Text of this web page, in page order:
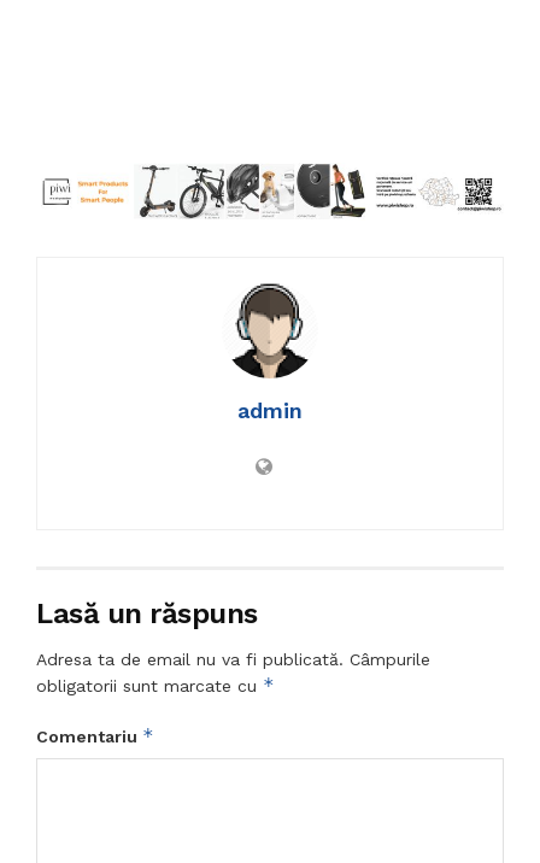
admin
Lasă un răspuns
Adresa ta de email nu va fi publicată. Câmpurile
obligatorii sunt marcate cu *
Comentariu *